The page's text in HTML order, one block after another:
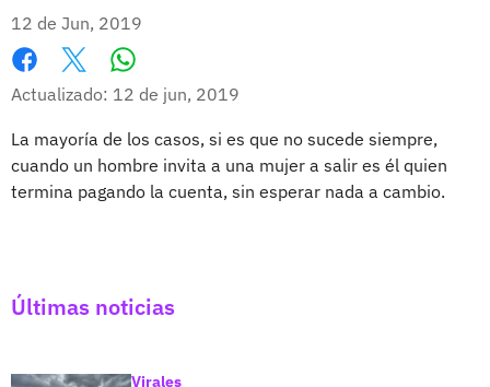
12 de Jun, 2019
Facebook
X
Actualizado: 12 de jun, 2019
La mayoría de los casos, si es que no sucede siempre,
cuando un hombre invita a una mujer a salir es él quien
termina pagando la cuenta, sin esperar nada a cambio.
Últimas noticias
Virales